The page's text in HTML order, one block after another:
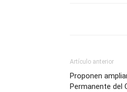
Artículo anterior
Proponen
Permanente del